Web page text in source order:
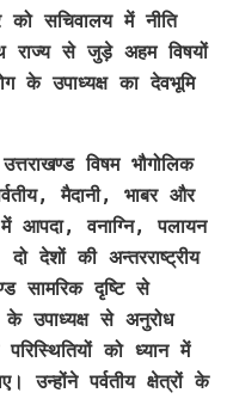
को सचिवालय में नीति
राज्य से जुड़े अहम विषयों
के उपाध्यक्ष का देवभूमि
विषम भौगोलिक
मैदानी, भाबर और
आपदा, वनाग्नि, पलायन
देशों की अन्तरराष्ट्रीय
सामरिक दृष्टि से
के उपाध्यक्ष से अनुरोध
को ध्यान में
उन्होंने पर्वतीय क्षेत्रों के